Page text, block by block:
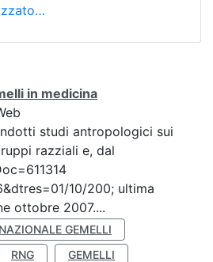
in medicina
studi antropologici sui
razziali e, dal
10/200; ultima
ottobre 2007....
GEMELLI
RNG GEMELLI